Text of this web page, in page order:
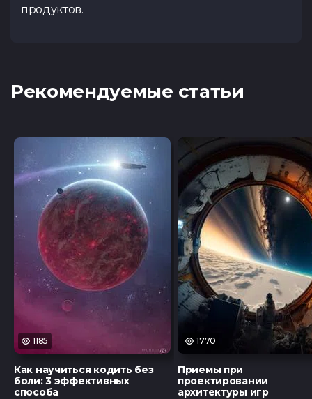
продуктов.
Рекомендуемые статьи
1185
Как научиться кодить без
боли: 3 эффективных
способа
1770
Приемы при
проектировании
архитектуры игр